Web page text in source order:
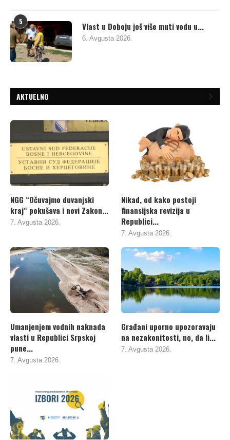
5 Vlast u Doboju još više muti vodu u...
6. Avgusta 2026.
AKTUELNO
NGG “Očuvajmo duvanjski
kraj“ pokušava i novi Zakon...
7. Avgusta 2026.
Nikad, od kako postoji
finansijska revizija u
Republici...
7. Avgusta 2026.
Umanjenjem vodnih naknada
vlasti u Republici Srpskoj
pune...
7. Avgusta 2026.
Građani uporno upozoravaju
na nezakonitosti, no, da li...
7. Avgusta 2026.